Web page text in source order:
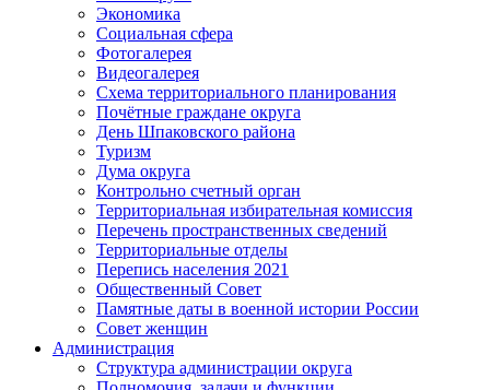
Экономика
Социальная сфера
Фотогалерея
Видеогалерея
Схема территориального планирования
Почётные граждане округа
День Шпаковского района
Туризм
Дума округа
Контрольно счетный орган
Территориальная избирательная комиссия
Перечень пространственных сведений
Территориальные отделы
Перепись населения 2021
Общественный Совет
Памятные даты в военной истории России
Совет женщин
Администрация
Структура администрации округа